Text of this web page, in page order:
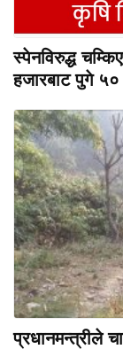
स्पेनविरुद्ध
हजारबाट पुगे
प्रधानमन्त्रीले